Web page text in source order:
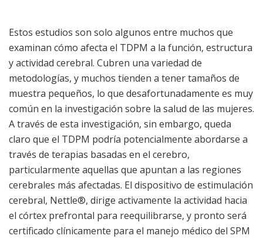
Estos estudios son solo algunos entre muchos que
examinan cómo afecta el TDPM a la función, estructura
y actividad cerebral. Cubren una variedad de
metodologías, y muchos tienden a tener tamaños de
muestra pequeños, lo que desafortunadamente es muy
común en la investigación sobre la salud de las mujeres.
A través de esta investigación, sin embargo, queda
claro que el TDPM podría potencialmente abordarse a
través de terapias basadas en el cerebro,
particularmente aquellas que apuntan a las regiones
cerebrales más afectadas. El dispositivo de estimulación
cerebral, Nettle®, dirige activamente la actividad hacia
el córtex prefrontal para reequilibrarse, y pronto será
certificado clínicamente para el manejo médico del SPM